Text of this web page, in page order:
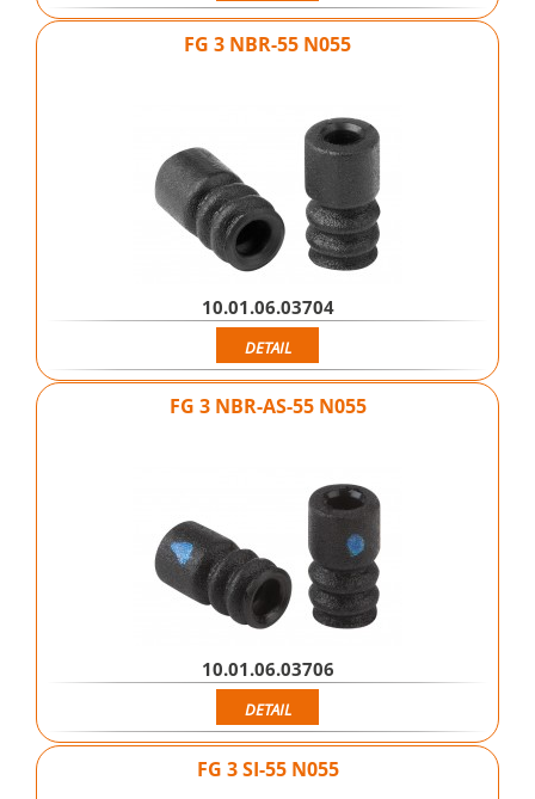
FG 3 NBR-55 N055
10.01.06.03704
DETAIL
FG 3 NBR-AS-55 N055
10.01.06.03706
DETAIL
FG 3 SI-55 N055